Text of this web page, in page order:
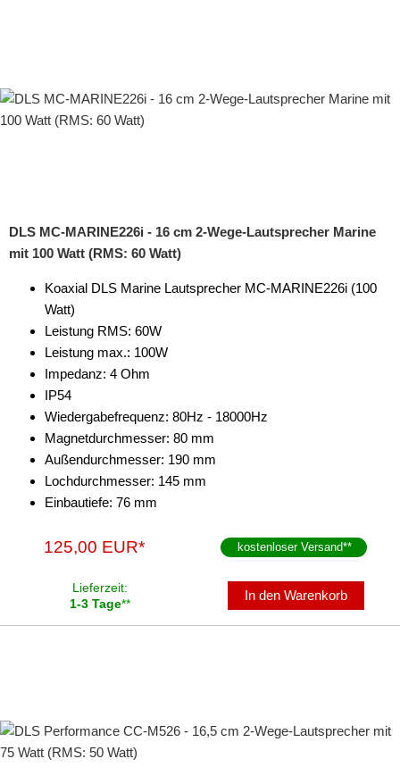
DLS MC-MARINE226i - 16 cm 2-Wege-Lautsprecher Marine
mit 100 Watt (RMS: 60 Watt)
Koaxial DLS Marine Lautsprecher MC-MARINE226i (100
Watt)
Leistung RMS: 60W
Leistung max.: 100W
Impedanz: 4 Ohm
IP54
Wiedergabefrequenz: 80Hz - 18000Hz
Magnetdurchmesser: 80 mm
Außendurchmesser: 190 mm
Lochdurchmesser: 145 mm
Einbautiefe: 76 mm
125,00 EUR* kostenloser Versand**
Lieferzeit:
1-3 Tage**
In den Warenkorb